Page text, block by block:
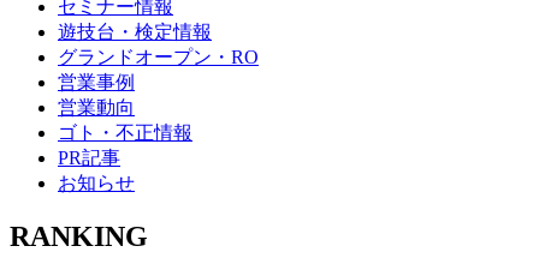
セミナー情報
遊技台・検定情報
グランドオープン・RO
営業事例
営業動向
ゴト・不正情報
PR記事
お知らせ
RANKING